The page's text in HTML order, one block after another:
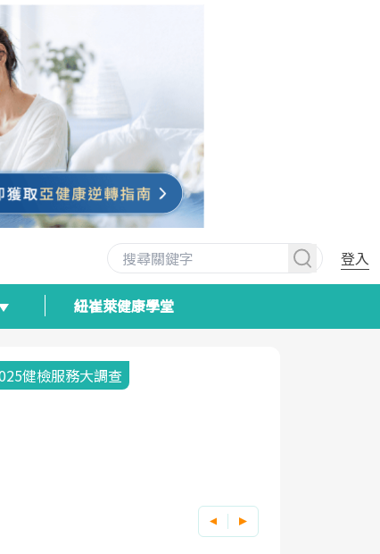
登入
紐崔萊健康學堂
健檢服務大調查